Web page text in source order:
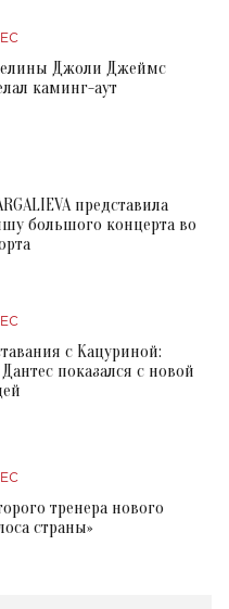
Джоли Джеймс
каминг-аут
представила
большого концерта во
с Кацуриной:
показался с новой
тренера нового
страны»